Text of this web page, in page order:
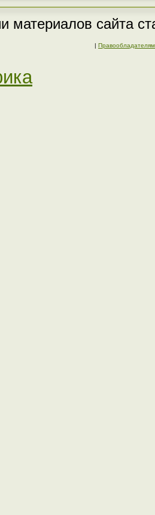
материалов сайта
| Правообладателям